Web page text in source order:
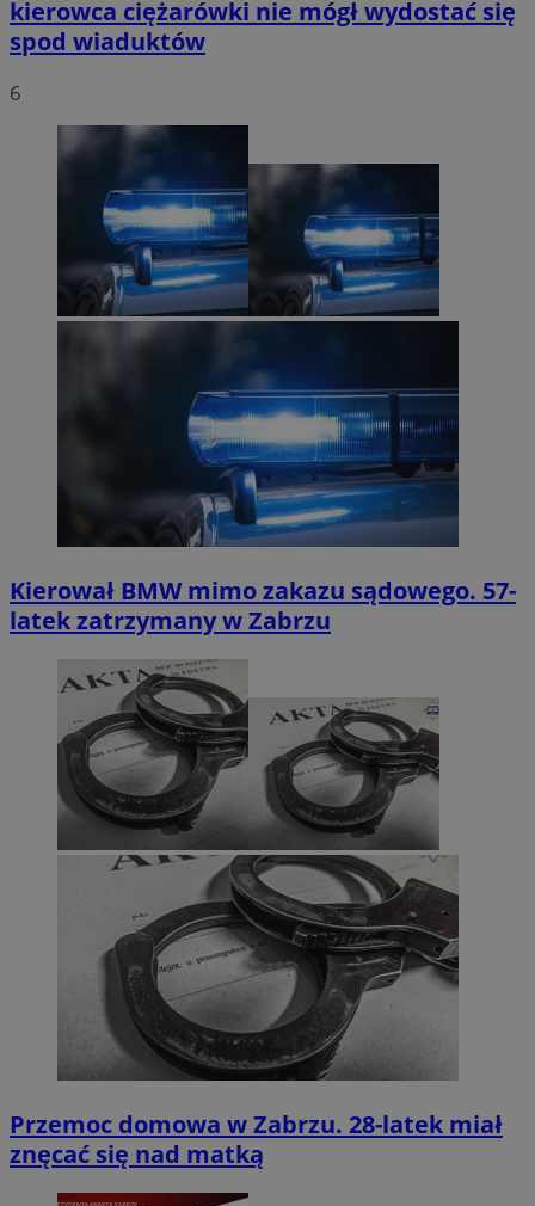
kierowca ciężarówki nie mógł wydostać się
spod wiaduktów
6
Kierował BMW mimo zakazu sądowego. 57-
latek zatrzymany w Zabrzu
Przemoc domowa w Zabrzu. 28-latek miał
znęcać się nad matką